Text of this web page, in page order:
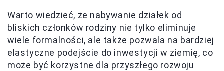
Warto wiedzieć, że nabywanie działek od
bliskich członków rodziny nie tylko eliminuje
wiele formalności, ale także pozwala na bardziej
elastyczne podejście do inwestycji w ziemię, co
może być korzystne dla przyszłego rozwoju